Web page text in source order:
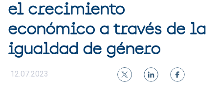
el crecimiento
económico a través de la
igualdad de género
12.07.2023